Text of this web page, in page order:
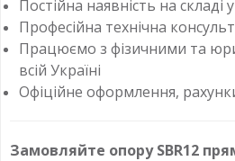
Постійна наявність на складі
Професійна технічна
Працюємо з фізичними та
всій Україні
Офіційне оформлення,
Замовляйте опору SBR12